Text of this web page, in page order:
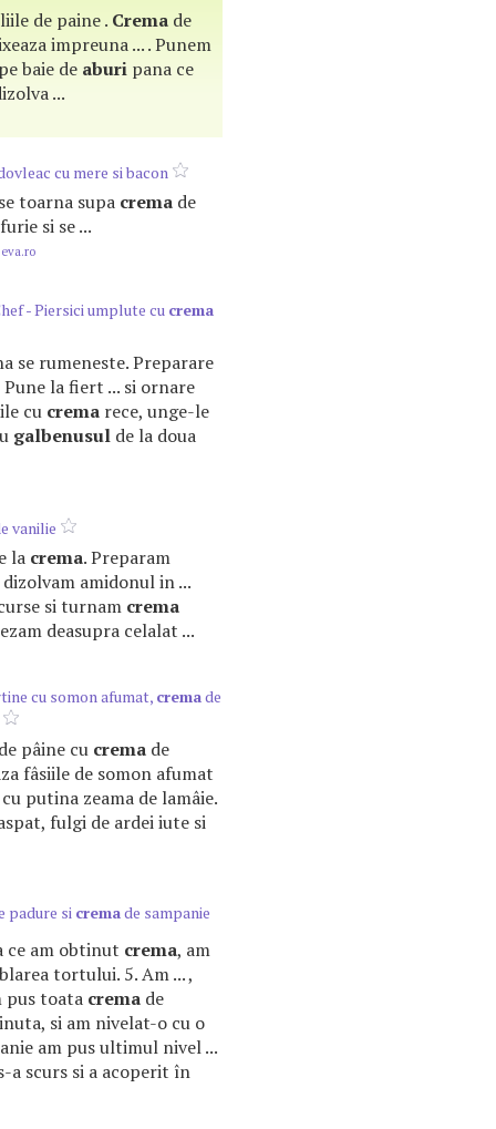
de paine . Crema de
impreuna ... . Punem
baie de aburi pana ce
...
cu mere si bacon
toarna supa crema de
si se ...
- Piersici umplute cu crema
se rumeneste. Preparare
la fiert ... si ornare
cu crema rece, unge-le
galbenusul de la doua
vanilie
la crema. Preparam
amidonul in ...
si turnam crema
deasupra celalat ...
cu somon afumat, cremade
pâine cu crema de
fâsiile de somon afumat
putina zeama de lamâie.
fulgi de ardei iute si
padure si cremade sampanie
ce am obtinut crema, am
tortului. 5. Am ... ,
pus toata crema de
si am nivelat-o cu o
am pus ultimul nivel ...
a scurs si a acoperit în